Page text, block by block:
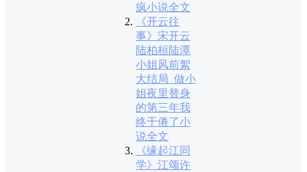
疯小说全文
《开云往
事》宋开云
陆柏桓陆潭
小姐风前絮
大结局_做小
姐夜里替身
的第三年我
终于倦了小
说全文
《缘起江同
学》江颂许